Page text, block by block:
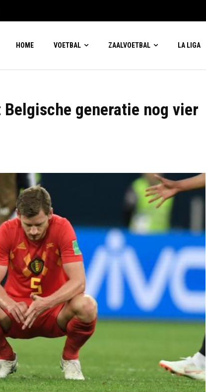
HOME VOETBAL ZAALVOETBAL LA LIGA
generatie nog vier